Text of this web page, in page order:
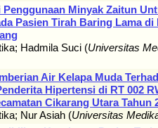
Penggunaan Minyak Zaitun
Pasien Tirah Baring Lama di
; Hadmila Suci (Universitas
Air Kelapa Muda
Hipertensi di RT 002
Cikarang Utara Tahun
; Nur Asiah (Universitas